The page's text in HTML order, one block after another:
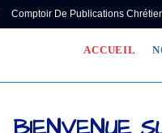
Comptoir De Publications
ACCUEIL